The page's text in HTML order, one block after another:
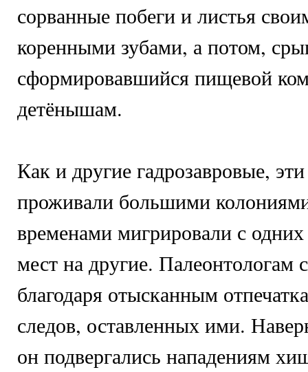
сорванные побеги и листья
коренными зубами, а потом,
сформировавшийся пищевой
детёнышам.
Как и другие гадрозавровые,
проживали большими
временами мигрировали с
мест на другие. Палеонтологам
благодаря отысканным
следов, оставленных ими.
он подвергались нападениям